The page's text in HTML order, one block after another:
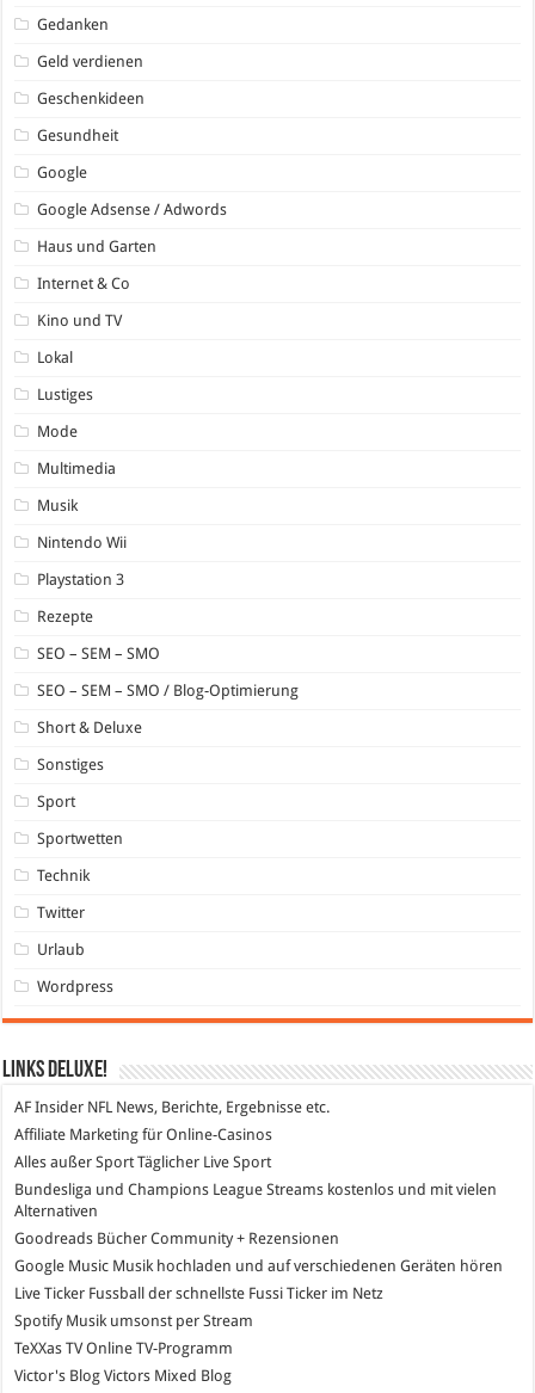
Gedanken
Geld verdienen
Geschenkideen
Gesundheit
Google
Google Adsense / Adwords
Haus und Garten
Internet & Co
Kino und TV
Lokal
Lustiges
Mode
Multimedia
Musik
Nintendo Wii
Playstation 3
Rezepte
SEO – SEM – SMO
SEO – SEM – SMO / Blog-Optimierung
Short & Deluxe
Sonstiges
Sport
Sportwetten
Technik
Twitter
Urlaub
Wordpress
Links DeLuXe!
AF Insider NFL News, Berichte, Ergebnisse etc.
Affiliate Marketing für Online-Casinos
Alles außer SportTäglicher Live Sport
Bundesliga und Champions League Streams kostenlos und mit vielen
Alternativen
Goodreads Bücher Community + Rezensionen
Google Music Musik hochladen und auf verschiedenen Geräten hören
Live Ticker Fussball
der schnellste Fussi Ticker im Netz
SpotifyMusik umsonst per Stream
TeXXas TVOnline TV-Programm
Victor's Blog Victors Mixed Blog